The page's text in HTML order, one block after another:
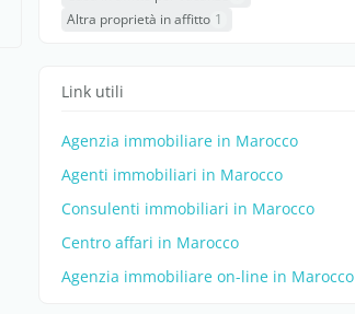
Altra proprietà in affitto 1
Link utili
Agenzia immobiliare in Marocco
Agenti immobiliari in Marocco
Consulenti immobiliari in Marocco
Centro affari in Marocco
Agenzia immobiliare on-line in Marocco